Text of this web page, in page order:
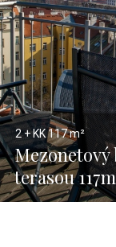
2 + KK117 m²
Mezonetový
terasou 117m